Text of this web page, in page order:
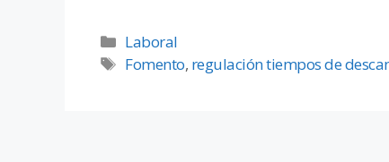
Laboral
Fomento, regulación tiempos de